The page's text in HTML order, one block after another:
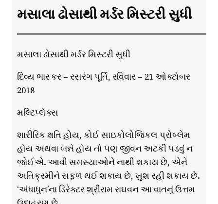
મસાલા ઢોસાથી મર્ડર મિસ્ટરી સુધી
મસાલા ઢોસાથી મર્ડર મિસ્ટરી સુધી
દિવ્ય ભાસ્કર – રસરંગ પૂર્તિ, રવિવાર – 21 ઓક્ટોબર
2018
મલ્ટિપ્લેક્સ
શારીરિક ક્ષતિ હોય, કોઈ સાઇકોલોજિકલ પ્રોબ્લેમ
હોય અથવા બન્ને હોય તો પણ જીવન અટકી પડવું ન
જોઈએ. આવી સમસ્યાઓને નાથી શકાય છે, એને
અતિક્રમીને સફળ થઈ શકાય છે, ખુશ રહી શકાય છે.
‘અંધાધુન’ના ડિરેક્ટર શ્રીરામ રાઘવન આ વાતનું ઉત્તમ